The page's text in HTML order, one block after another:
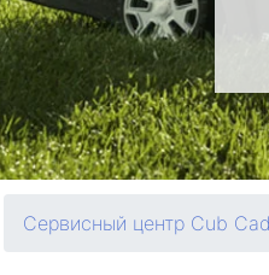
Сервисный центр Cub